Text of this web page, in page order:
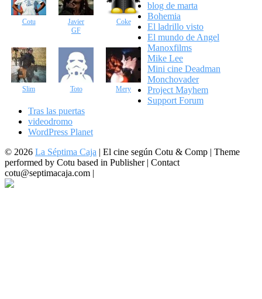
Cotu
Javier
GF
Coke
Slim Toto Mery
blog de marta
Bohemia
El ladrillo visto
El mundo de Angel
Manoxfilms
Mike Lee
Mini cine Deadman
Monchovader
Project Mayhem
Support Forum
Tras las puertas
videodromo
WordPress Planet
© 2026 La Séptima Caja | El cine según Cotu & Comp | Theme
performed by Cotu based in Publisher | Contact
cotu@septimacaja.com |